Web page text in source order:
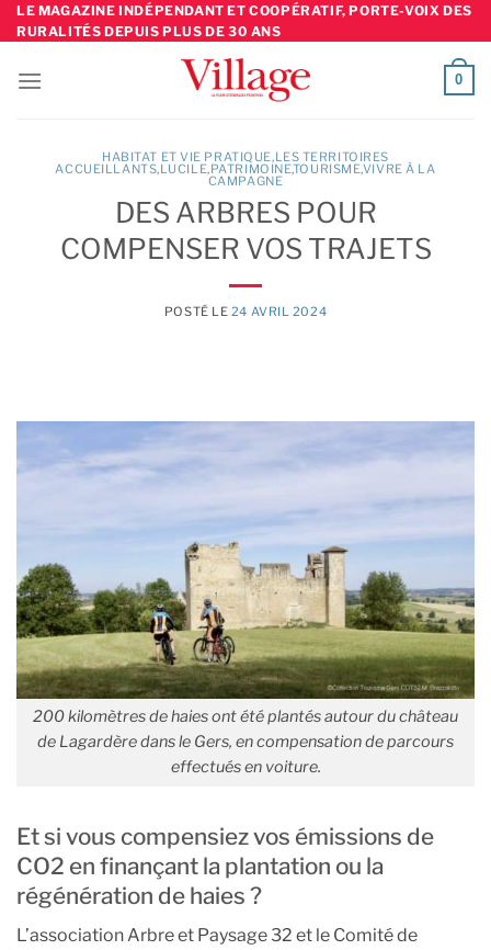
Skip
to
LE MAGAZINE INDÉPENDANT ET COOPÉRATIF, PORTE-VOIX DES
RURALITÉS DEPUIS PLUS DE 30 ANS
0
HABITAT ET VIE PRATIQUE,LES TERRITOIRES
ACCUEILLANTS,LUCILE,PATRIMOINETOURISME,VIVRE À LA
CAMPAGNE
DES ARBRES POUR
COMPENSER VOS TRAJETS
POSTÉ LE 24 AVRIL 2024
200 kilomètres de haies ont été plantés autour du château
de Lagardère dans le Gers, en compensation de parcours
effectués en voiture.
Et si vous compensiez vos émissions de
CO2 en finançant la plantation ou la
régénération de haies ?
L’association Arbre et Paysage 32 et le Comité de